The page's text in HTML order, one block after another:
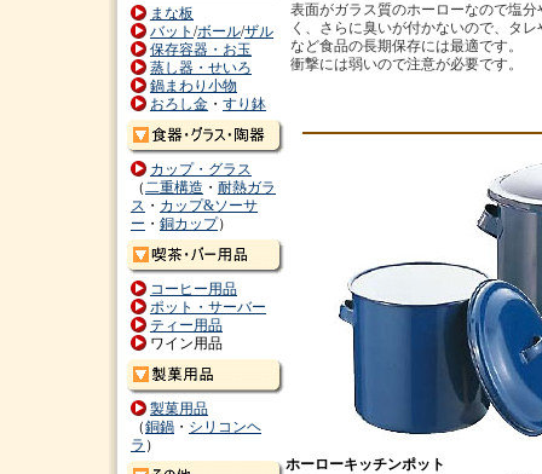
表面がガラス質のホーローなので塩分
く、さらに臭いが付かないので、タレ
など食品の長期保存には最適です。
衝撃には弱いので注意が必要です。
ホーローキッチンポット
まな板
バット /ボール/ザル
保存容器・お玉
蒸し器・せいろ
鍋まわり小物
おろし金 ・ すり鉢
カップ・グラス
（二重構造 ・ 耐熱ガラ
ス ・ カップ&ソーサ
ー ・ 銅カップ）
コーヒー用品
ポット・サーバー
ティー用品
ワイン用品
製菓用品
（銅鍋 ・ シリコンヘ
ラ ）